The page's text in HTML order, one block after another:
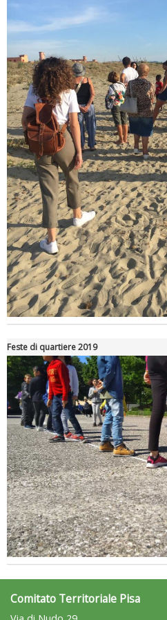
Luglio 2026: "Pensando con i
rivoluzioni"
Tiziano Pesce a Radio InBlu2000
Ddl Lobby, Uisp: “Il Parlamento
La formazione Uisp rallenta ma
Feste di quartiere 2019
Comitato Territoriale Pisa